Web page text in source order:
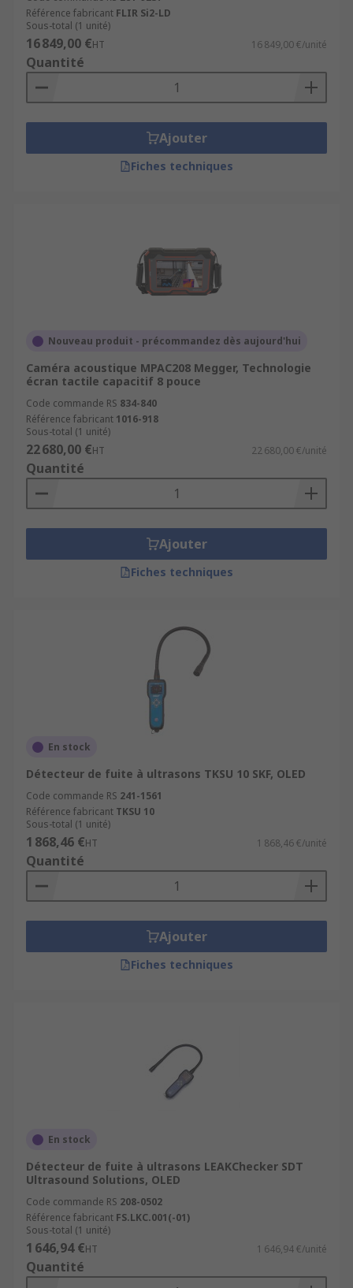
Référence fabricant FLIR Si2-LD
Sous-total (1 unité)
16 849,00 €HT 16 849,00 €/unité
Quantité
Ajouter
Fiches techniques
Nouveau produit - précommandez dès aujourd'hui
Caméra acoustique MPAC208 Megger, Technologie
écran tactile capacitif 8 pouce
Code commande RS 834-840
Référence fabricant 1016-918
Sous-total (1 unité)
22 680,00 €HT 22 680,00 €/unité
Quantité
Ajouter
Fiches techniques
En stock
Détecteur de fuite à ultrasons TKSU 10 SKF, OLED
Code commande RS 241-1561
Référence fabricant TKSU 10
Sous-total (1 unité)
1 868,46 €HT 1 868,46 €/unité
Quantité
Ajouter
Fiches techniques
En stock
Détecteur de fuite à ultrasons LEAKChecker SDT
Ultrasound Solutions, OLED
Code commande RS 208-0502
Référence fabricant FS.LKC.001(-01)
Sous-total (1 unité)
1 646,94 €HT 1 646,94 €/unité
Quantité